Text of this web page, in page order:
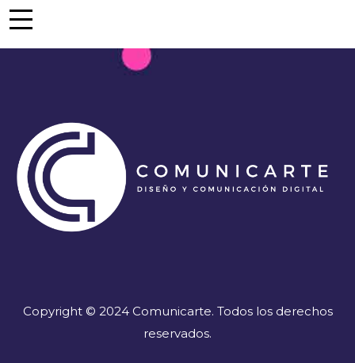
Copyright © 2024 Comunicarte. Todos los derechos
reservados.